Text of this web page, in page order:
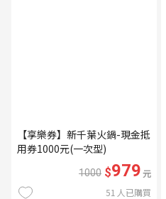
【享樂券】新千葉火鍋-現金抵
用券1000元(一次型)
1000 $979元
51 人已購買